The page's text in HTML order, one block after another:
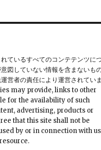
ているすべてのコンテテンツに
図していない情報を含まないも
営者の責任により運営されていま
may provide, links to other
for the availability of such
advertising, products or
that this site shall not be
by or in connection with